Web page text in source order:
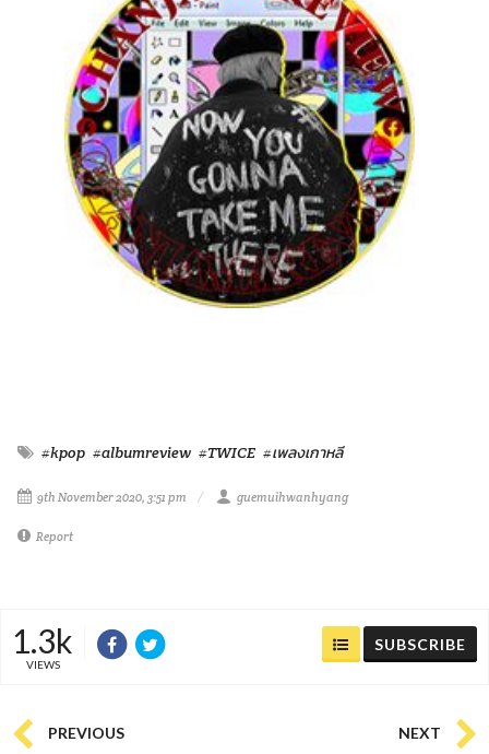
#kpop #albumreview #TWICE #เพลงเกาหลี
9th November 2020, 3:51 pm guemuihwanhyang
Report
1.3k
VIEWS
SUBSCRIBE
PREVIOUS NEXT